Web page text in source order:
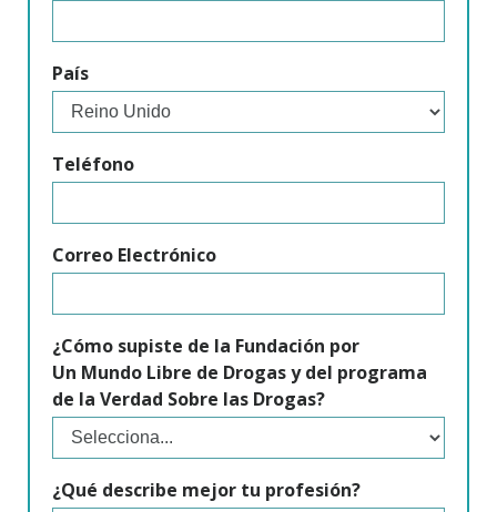
País
Teléfono
Correo Electrónico
¿Cómo supiste de la Fundación por
Un Mundo Libre de Drogas y del programa
de la Verdad Sobre las Drogas?
¿Qué describe mejor tu profesión?